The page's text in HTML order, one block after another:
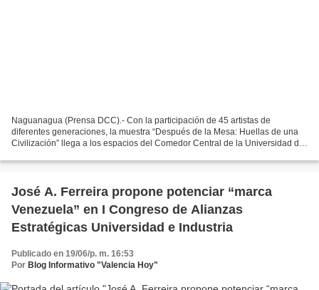
Naguanagua (Prensa DCC).- Con la participación de 45 artistas de
diferentes generaciones, la muestra “Después de la Mesa: Huellas de una
Civilización” llega a los espacios del Comedor Central de la Universidad de
José A. Ferreira propone potenciar “marca
Venezuela” en I Congreso de Alianzas
Estratégicas Universidad e Industria
Publicado en 19/06/p. m. 16:53
Por Blog Informativo "Valencia Hoy"